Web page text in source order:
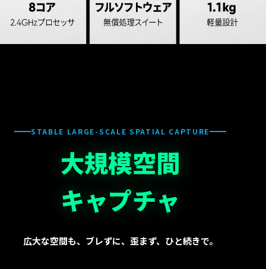
STABLE LARGE-SCALE SPATIAL CAPTURE
大規模空間
キャプチャ
広大な空間も、ブレずに、歪まず、ひと続きで。